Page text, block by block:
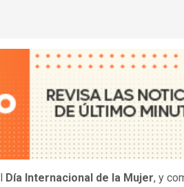
Día Internacional de la Mujer, y